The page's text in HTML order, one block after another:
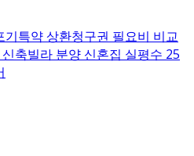
기특약 상환청구권 필요비 비교
축빌라 분양 신혼집 실평수 25